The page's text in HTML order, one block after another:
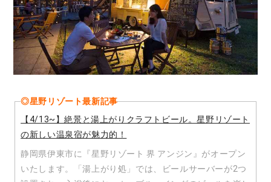
◎星野リゾート最新記事
【4/13~】絶景と湯上がりクラフトビール。星野リゾート
の新しい温泉宿が魅力的！
静岡県伊東市に『星野リゾート 界 アンジン』がオープン
いたします。「湯上がり処」では、ビールサーバーが2つ